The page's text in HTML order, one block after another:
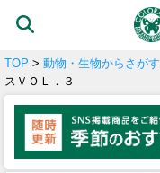
TOP > 動物・生物からさがす
スＶＯＬ．３